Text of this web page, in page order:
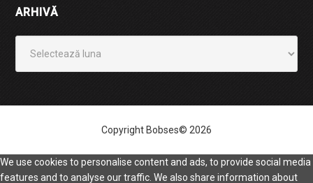
ARHIVĂ
Copyright Bobses© 2026
We use cookies to personalise content and ads, to provide social media
features and to analyse our traffic. We also share information about